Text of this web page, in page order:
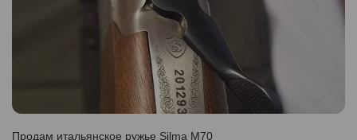
Продам итальянское ружье Silma M70